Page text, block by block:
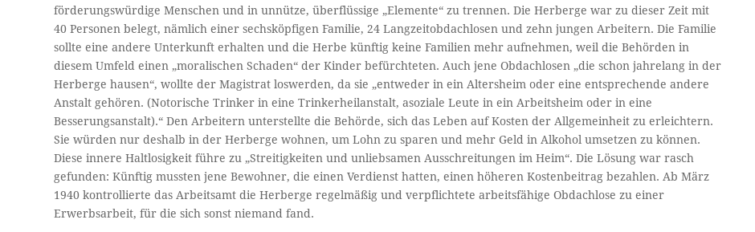
förderungswürdige Menschen und in unnütze, überflüssige „Elemente“ zu trennen. Die Herberge war zu dieser Zeit mit
40 Personen belegt, nämlich einer sechsköpfigen Familie, 24 Langzeitobdachlosen und zehn jungen Arbeitern. Die Familie
sollte eine andere Unterkunft erhalten und die Herbe künftig keine Familien mehr aufnehmen, weil die Behörden in
diesem Umfeld einen „moralischen Schaden“ der Kinder befürchteten. Auch jene Obdachlosen „die schon jahrelang in der
Herberge hausen“, wollte der Magistrat loswerden, da sie „entweder in ein Altersheim oder eine entsprechende andere
Anstalt gehören. (Notorische Trinker in eine Trinkerheilanstalt, asoziale Leute in ein Arbeitsheim oder in eine
Besserungsanstalt).“ Den Arbeitern unterstellte die Behörde, sich das Leben auf Kosten der Allgemeinheit zu erleichtern.
Sie würden nur deshalb in der Herberge wohnen, um Lohn zu sparen und mehr Geld in Alkohol umsetzen zu können.
Diese innere Haltlosigkeit führe zu „Streitigkeiten und unliebsamen Ausschreitungen im Heim“. Die Lösung war rasch
gefunden: Künftig mussten jene Bewohner, die einen Verdienst hatten, einen höheren Kostenbeitrag bezahlen. Ab März
1940 kontrollierte das Arbeitsamt die Herberge regelmäßig und verpflichtete arbeitsfähige Obdachlose zu einer
Erwerbsarbeit, für die sich sonst niemand fand.